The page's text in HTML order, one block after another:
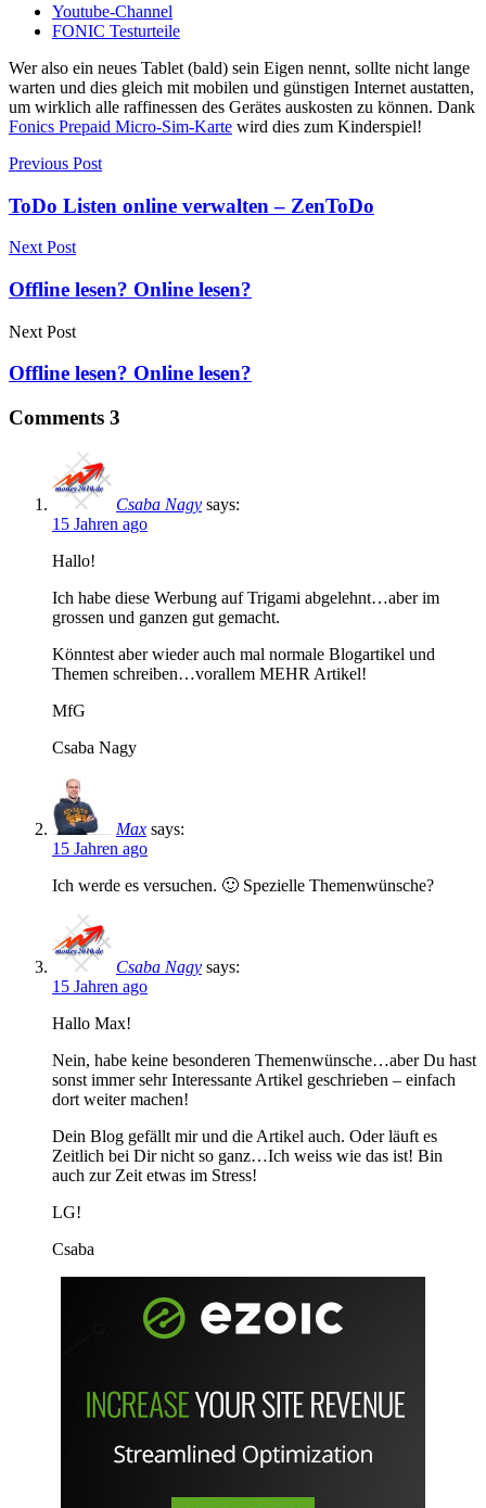
Youtube-Channel
FONIC Testurteile
Wer also ein neues Tablet (bald) sein Eigen nennt, sollte nicht lange
warten und dies gleich mit mobilen und günstigen Internet austatten,
um wirklich alle raffinessen des Gerätes auskosten zu können. Dank
Fonics Prepaid Micro-Sim-Karte wird dies zum Kinderspiel!
Previous Post
ToDo Listen online verwalten – ZenToDo
Next Post
Offline lesen? Online lesen?
Next Post
Offline lesen? Online lesen?
Comments 3
Csaba Nagy says:
15 Jahren ago
Hallo!
Ich habe diese Werbung auf Trigami abgelehnt…aber im
grossen und ganzen gut gemacht.
Könntest aber wieder auch mal normale Blogartikel und
Themen schreiben…vorallem MEHR Artikel!
MfG
Csaba Nagy
Max says:
15 Jahren ago
Ich werde es versuchen. 🙂 Spezielle Themenwünsche?
Csaba Nagy says:
15 Jahren ago
Hallo Max!
Nein, habe keine besonderen Themenwünsche…aber Du hast
sonst immer sehr Interessante Artikel geschrieben – einfach
dort weiter machen!
Dein Blog gefällt mir und die Artikel auch. Oder läuft es
Zeitlich bei Dir nicht so ganz…Ich weiss wie das ist! Bin
auch zur Zeit etwas im Stress!
LG!
Csaba